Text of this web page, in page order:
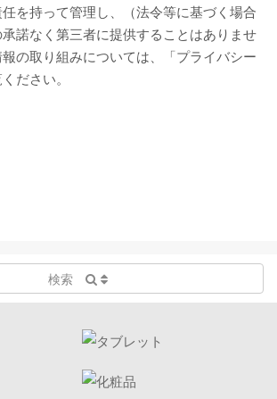
を持って管理し、（法令等に基づく場合
諾なく第三者に提供することはありませ
の取り組みについては、「プライバシー
ださい。
検索